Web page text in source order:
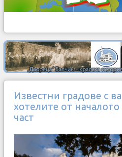
Известни градове с
хотелите от
част